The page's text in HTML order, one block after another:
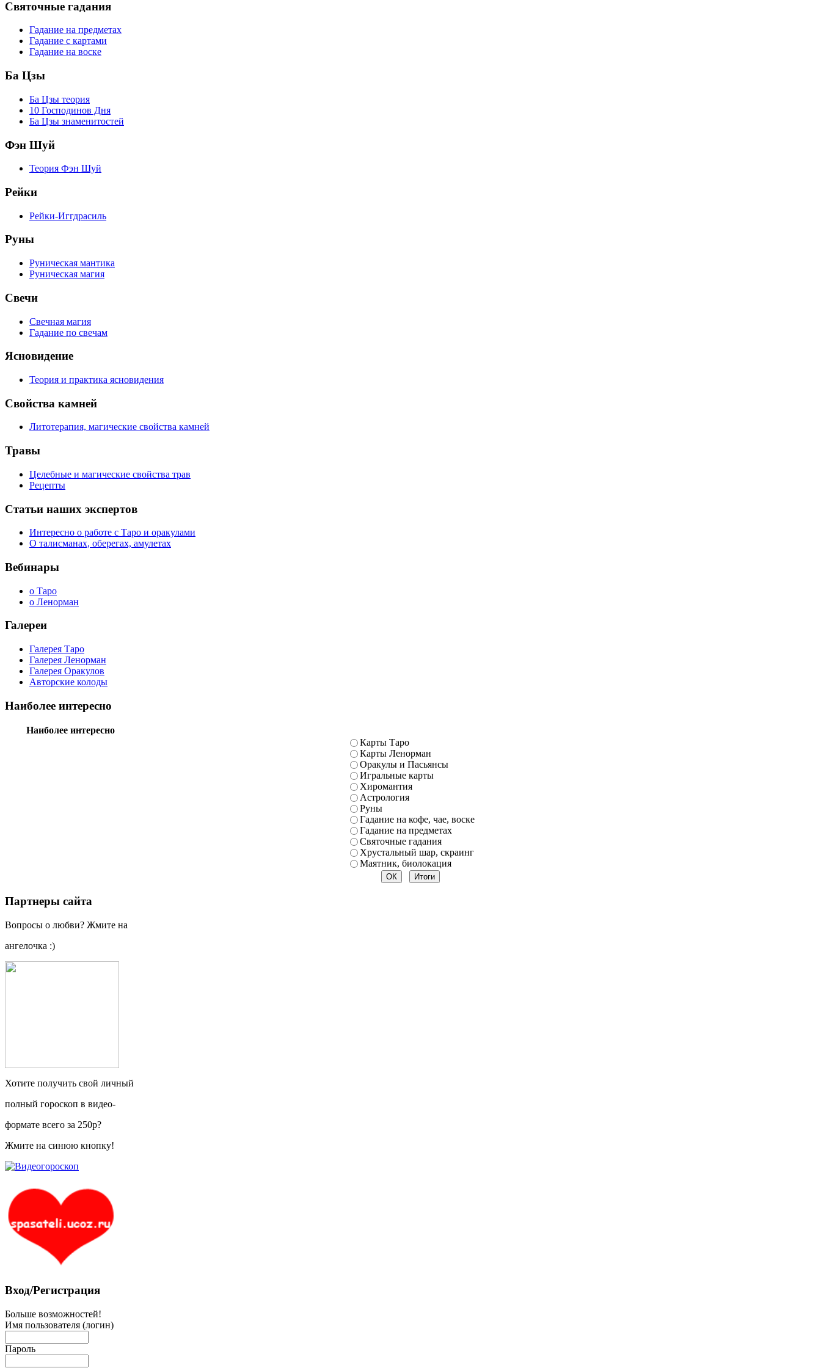
Святочные гадания
Гадание на предметах
Гадание с картами
Гадание на воске
Ба Цзы
Ба Цзы теория
10 Господинов Дня
Ба Цзы знаменитостей
Фэн Шуй
Теория Фэн Шуй
Рейки
Рейки-Иггдрасиль
Руны
Руническая мантика
Руническая магия
Свечи
Свечная магия
Гадание по свечам
Ясновидение
Теория и практика ясновидения
Свойства камней
Литотерапия, магические свойства камней
Травы
Целебные и магические свойства трав
Рецепты
Статьи наших экспертов
Интересно о работе с Таро и оракулами
О талисманах, оберегах, амулетах
Вебинары
о Таро
о Ленорман
Галереи
Галерея Таро
Галерея Ленорман
Галерея Оракулов
Авторские колоды
Наиболее интересно
Наиболее интересно
Карты Таро
Карты Ленорман
Оракулы и Пасьянсы
Игральные карты
Хиромантия
Астрология
Руны
Гадание на кофе, чае, воске
Гадание на предметах
Святочные гадания
Хрустальный шар, скраинг
Маятник, биолокация
Партнеры сайта
Вопросы о любви? Жмите на
ангелочка :)
Хотите получить свой личный
полный гороскоп в видео-
формате всего за 250р?
Жмите на синюю кнопку!
Вход/Регистрация
Больше возможностей!
Имя пользователя (логин)
Пароль